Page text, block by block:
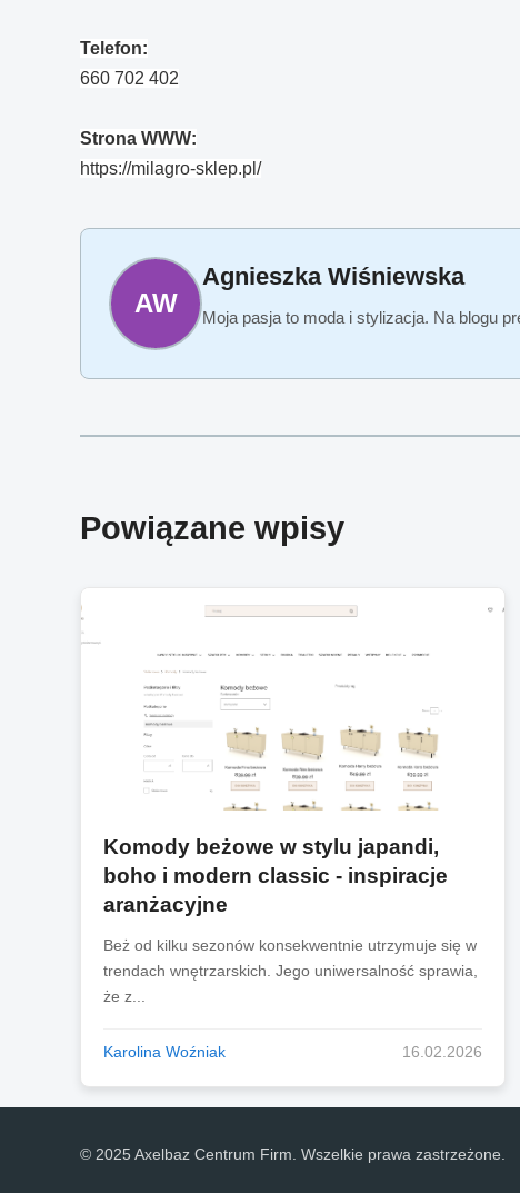
Telefon:
660 702 402
Strona WWW:
https://milagro-sklep.pl/
AW
Agnieszka Wiśniewska
Moja pasja to moda i stylizacja. Na blogu
Powiązane wpisy
Komody beżowe w stylu japandi,
boho i modern classic - inspiracje
aranżacyjne
Beż od kilku sezonów konsekwentnie utrzymuje się w
trendach wnętrzarskich. Jego uniwersalność sprawia,
że z...
Karolina Woźniak 16.02.2026
© 2025 Axelbaz Centrum Firm. Wszelkie prawa zastrzeżone.